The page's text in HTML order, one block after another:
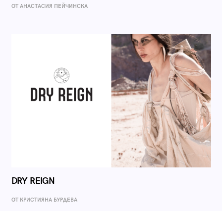
ОТ AНАСТАСИЯ ПЕЙЧИНСКА
DRY REIGN
ОТ КРИСТИЯНА БУРДЕВА